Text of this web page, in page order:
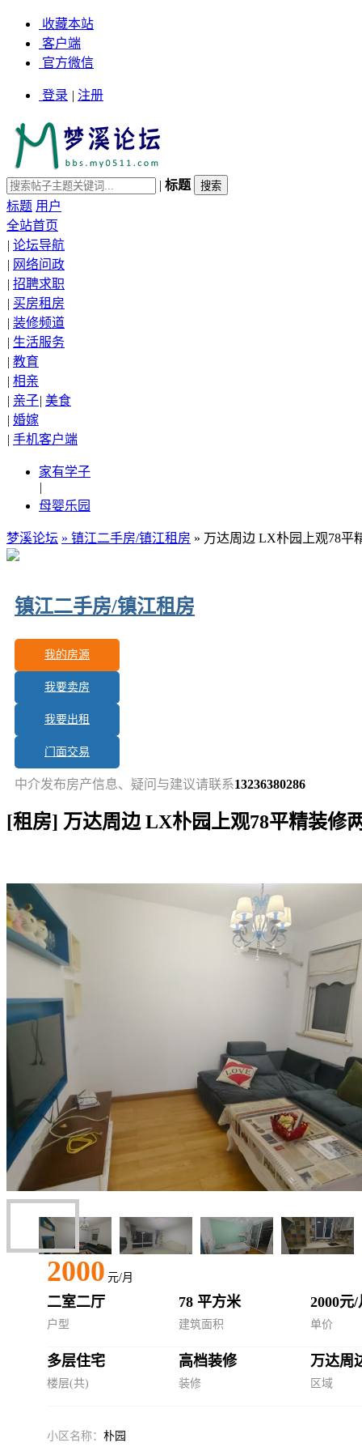
收藏本站
客户端
官方微信
登录 | 注册
| 标题
标题 用户
全站首页
| 论坛导航
| 网络问政
| 招聘求职
| 买房租房
| 装修频道
| 生活服务
| 教育
| 相亲
| 亲子| 美食
| 婚嫁
| 手机客户端
家有学子
|
母婴乐园
梦溪论坛 » 镇江二手房/镇江租房 » 万达周边 LX朴园上观78平
镇江二手房/镇江租房
更新房源：
中介发布房产信息、疑问与建议请联系13236380286
我的房源
我要卖房
我要出租
门面交易
[租房] 万达周边 LX朴园上观78平精装修
短讯
2000 元/月
二室二厅 78 平方米 2000元/
户型 建筑面积 单价
多层住宅 高档装修 万达周
楼层(共) 装修 区域
小区名称： 朴园